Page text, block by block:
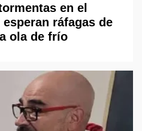
en el
ráfagas de
ola de frío